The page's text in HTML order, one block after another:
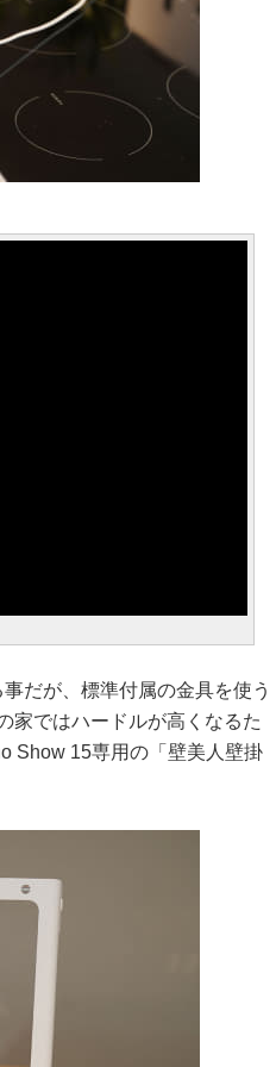
だが、標準付属の金具を使う
家ではハードルが高くなるた
Show 15専用の「壁美人壁掛